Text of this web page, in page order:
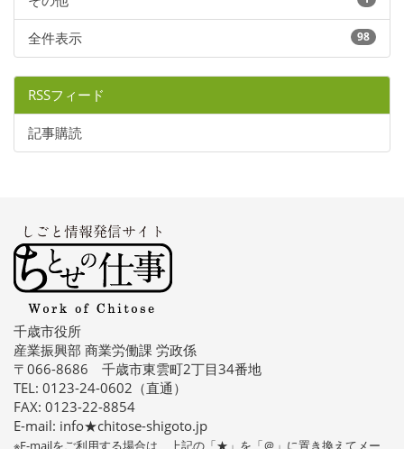
全件表示 98
RSSフィード
記事購読
千歳市役所
産業振興部 商業労働課 労政係
〒066-8686 千歳市東雲町2丁目34番地
TEL: 0123-24-0602（直通）
FAX: 0123-22-8854
E-mail: info★chitose-shigoto.jp
※E-mailをご利用する場合は、上記の「★」を「＠」に置き換えてメー